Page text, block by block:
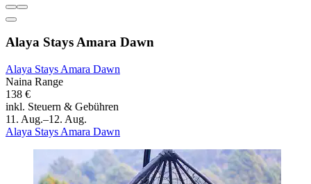
Alaya Stays Amara Dawn
Alaya Stays Amara Dawn
Naina Range
138 €
inkl. Steuern & Gebühren
11. Aug.–12. Aug.
Alaya Stays Amara Dawn